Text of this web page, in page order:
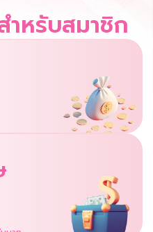
ำหรับสมาชิก